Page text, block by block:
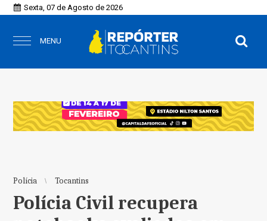
Sexta, 07 de Agosto de 2026
MENU
Polícia Tocantins
Polícia Civil recupera